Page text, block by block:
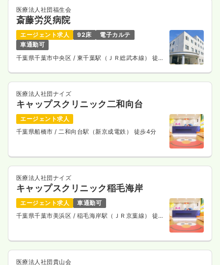
医療法人社団福生会
斎藤労災病院
エージェント求人 92床
電子カルテ
車通勤可
千葉県千葉市中央区 / 東千葉駅（ＪＲ総武本線） 徒歩
医療法人社団ナイズ
キャップスクリニック二和向台
エージェント求人
千葉県船橋市/ 二和向台駅（新京成電鉄） 徒歩4分
医療法人社団ナイズ
キャップスクリニック稲毛海岸
エージェント求人
車通勤可
千葉県千葉市美浜区 / 稲毛海岸駅（ＪＲ京葉線） 徒歩
医療法人社団貴山会